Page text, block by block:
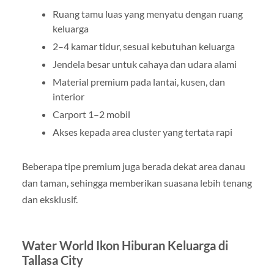
Ruang tamu luas yang menyatu dengan ruang
keluarga
2–4 kamar tidur, sesuai kebutuhan keluarga
Jendela besar untuk cahaya dan udara alami
Material premium pada lantai, kusen, dan
interior
Carport 1–2 mobil
Akses kepada area cluster yang tertata rapi
Beberapa tipe premium juga berada dekat area danau
dan taman, sehingga memberikan suasana lebih tenang
dan eksklusif.
Water World Ikon Hiburan Keluarga di
Tallasa City